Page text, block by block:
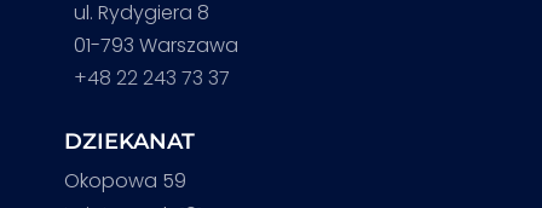
ul. Rydygiera 8
01-793 Warszawa
+48 22 243 73 37
DZIEKANAT
Okopowa 59